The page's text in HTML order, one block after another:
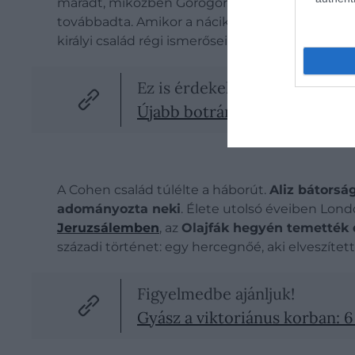
továbbadta. Amikor a nácik üldözni kezdték a
királyi család régi ismerősei voltak, a
Ez is érdekelhet!
Újabb botrányok András
A Cohen család túlélte a háborút. Aliz
adományozta neki. Élete utolsó éveiben
Jeruzsálemben, az Olajfák hegyén temették
századi történet: egy hercegnőé, aki
Figyelmedbe ajánljuk!
Gyász a viktoriánus korban: